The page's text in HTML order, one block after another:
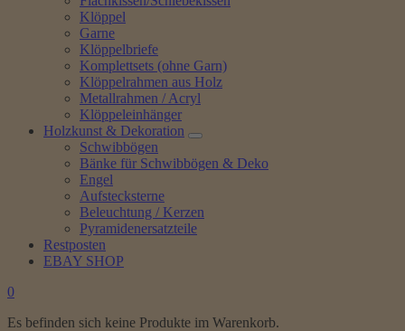
Klöppel
Garne
Klöppelbriefe
Komplettsets (ohne Garn)
Klöppelrahmen aus Holz
Metallrahmen / Acryl
Klöppeleinhänger
Holzkunst & Dekoration
Schwibbögen
Bänke für Schwibbögen & Deko
Engel
Aufstecksterne
Beleuchtung / Kerzen
Pyramidenersatzteile
Restposten
EBAY SHOP
0
Es befinden sich keine Produkte im Warenkorb.